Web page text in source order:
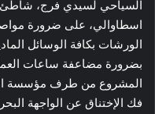
السياحي لسيدي فرج، شاطئ
اسطاوالي، على ضرورة
الورشات بكافة الوسائل
بضرورة مضاعفة ساعات
المشروع من طرف مؤسسة
فك الإختناق عن الواجهة